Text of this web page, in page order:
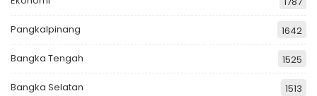
Pangkalpinang 1642
Bangka Tengah 1525
Bangka Selatan 1513